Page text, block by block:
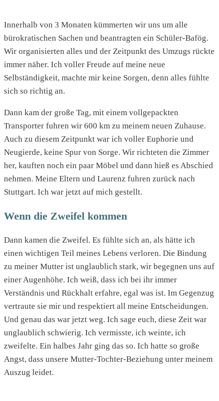
Innerhalb von 3 Monaten kümmerten wir uns um alle
bürokratischen Sachen und beantragten ein Schüler-Bafög.
Wir organisierten alles und der Zeitpunkt des Umzugs rückte
immer näher. Ich voller Freude auf meine neue
Selbständigkeit, machte mir keine Sorgen, denn alles fühlte
sich so richtig an.
Dann kam der große Tag, mit einem vollgepackten
Transporter fuhren wir 600 km zu meinem neuen Zuhause.
Auch zu diesem Zeitpunkt war ich voller Euphorie und
Neugierde, keine Spur von Sorge. Wir richteten die Zimmer
her, kauften noch ein paar Möbel und dann hieß es Abschied
nehmen. Meine Eltern und Laurenz fuhren zurück nach
Stuttgart. Ich war jetzt auf mich gestellt.
Wenn die Zweifel kommen
Dann kamen die Zweifel. Es fühlte sich an, als hätte ich
einen wichtigen Teil meines Lebens verloren. Die Bindung
zu meiner Mutter ist unglaublich stark, wir begegnen uns auf
einer Augenhöhe. Ich weiß, dass ich bei ihr immer
Verständnis und Rückhalt erfahre, egal was ist. Im Gegenzug
vertraute sie mir und respektiert all meine Entscheidungen.
Und genau das war jetzt weg. Ich sage euch, diese Zeit war
unglaublich schwierig. Ich vermisste, ich weinte, ich
zweifelte. Ein halbes Jahr ging das so. Ich hatte so große
Angst, dass unsere Mutter-Tochter-Beziehung unter meinem
Auszug leidet.